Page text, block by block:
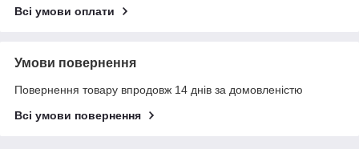
Всі умови оплати
Умови повернення
Повернення товару впродовж 14 днів за домовленістю
Всі умови повернення